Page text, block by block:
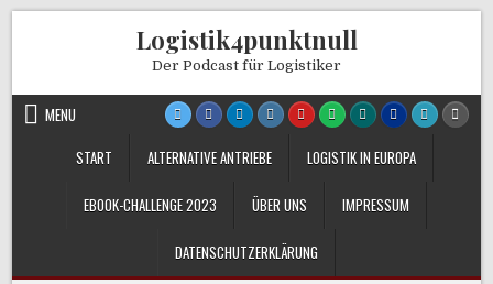
Logistik4punktnull
Der Podcast für Logistiker
MENU
START
ALTERNATIVE ANTRIEBE LOGISTIK IN EUROPA
EBOOK-CHALLENGE 2023 ÜBER UNS IMPRESSUM
DATENSCHUTZERKLÄRUNG